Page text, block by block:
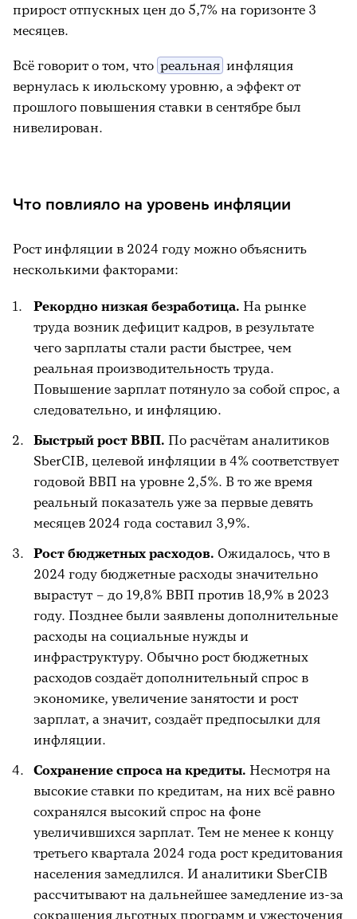
прирост отпускных цен до 5,7% на горизонте 3
месяцев.
Всё говорит о том, что реальная инфляция
вернулась к июльскому уровню, а эффект от
прошлого повышения ставки в сентябре был
нивелирован.
Что повлияло на уровень инфляции
Рост инфляции в 2024 году можно объяснить
несколькими факторами:
Рекордно низкая безработица. На рынке
труда возник дефицит кадров, в результате
чего зарплаты стали расти быстрее, чем
реальная производительность труда.
Повышение зарплат потянуло за собой спрос, а
следовательно, и инфляцию.
Быстрый рост ВВП. По расчётам аналитиков
SberCIB, целевой инфляции в 4% соответствует
годовой ВВП на уровне 2,5%. В то же время
реальный показатель уже за первые девять
месяцев 2024 года составил 3,9%.
Рост бюджетных расходов. Ожидалось, что в
2024 году бюджетные расходы значительно
вырастут – до 19,8% ВВП против 18,9% в 2023
году. Позднее были заявлены дополнительные
расходы на социальные нужды и
инфраструктуру. Обычно рост бюджетных
расходов создаёт дополнительный спрос в
экономике, увеличение занятости и рост
зарплат, а значит, создаёт предпосылки для
инфляции.
Сохранение спроса на кредиты. Несмотря на
высокие ставки по кредитам, на них всё равно
сохранялся высокий спрос на фоне
увеличившихся зарплат. Тем не менее к концу
третьего квартала 2024 года рост кредитования
населения замедлился. И аналитики SberCIB
рассчитывают на дальнейшее замедление из-за
сокращения льготных программ и ужесточения